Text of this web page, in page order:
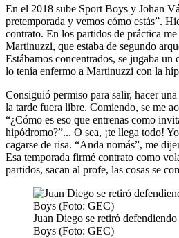
En el 2018 sube Sport Boys y Johan
pretemporada y vemos cómo estás”.
contrato. En los partidos de práctica
Martinuzzi, que estaba de segundo
Estábamos concentrados, se jugaba
lo tenía enfermo a Martinuzzi con la
Consiguió permiso para salir, hacer
la tarde fuera libre. Comiendo, se me
“¿Cómo es eso que entrenas como
hipódromo?”... O sea, ¡te llega todo!
cagarse de risa. “Anda nomás”, me
Esa temporada firmé contrato como
partidos, sacan al profe, las cosas se
Juan Diego se retiró defendiendo
Boys (Foto: GEC)